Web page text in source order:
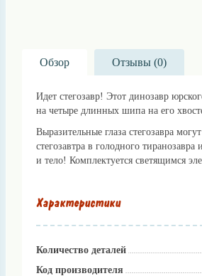
Обзор Отзывы (0)
Идет стегозавр! Этот динозавр
на четыре длинных шипа на его
Выразительные глаза стегозавра
стегозавтра в голодного
и тело! Комплектуется светящимся
Характеристики
Количество деталей
Код производителя